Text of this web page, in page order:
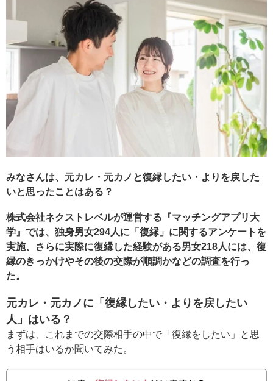
みなさんは、元カレ・元カノと復縁したい・よりを戻した
いと思ったことはある？
株式会社ネクストレベルが運営する『マッチングアプリ大
学』では、独身男女294人に「復縁」に関するアンケートを
実施、さらに実際に復縁した経験がある男女218人には、復
縁のきっかけやその後の交際が順調かなどの調査を行っ
た。
元カレ・元カノに「復縁したい・よりを戻したい
人」はいる？
まずは、これまでの交際相手の中で「復縁をしたい」と思
う相手はいるか聞いてみた。